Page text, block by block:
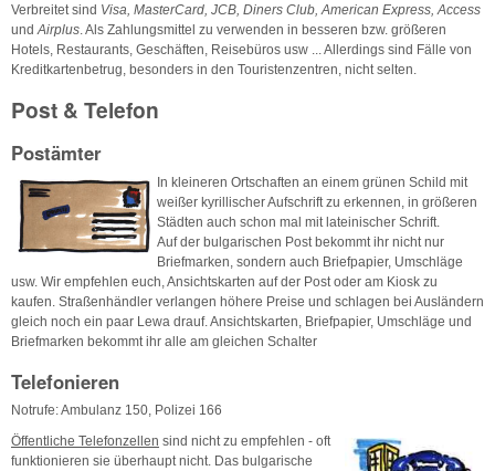
Verbreitet sind Visa, MasterCard, JCB, Diners Club, American Express, Access
und Airplus . Als Zahlungsmittel zu verwenden in besseren bzw. größeren
Hotels, Restaurants, Geschäften, Reisebüros usw ... Allerdings sind Fälle von
Kreditkartenbetrug, besonders in den Touristenzentren, nicht selten.
Post & Telefon
Postämter
In kleineren Ortschaften an einem grünen Schild mit
weißer kyrillischer Aufschrift zu erkennen, in größeren
Städten auch schon mal mit lateinischer Schrift.
Auf der bulgarischen Post bekommt ihr nicht nur
Briefmarken, sondern auch Briefpapier, Umschläge
usw. Wir empfehlen euch, Ansichtskarten auf der Post oder am Kiosk zu
kaufen. Straßenhändler verlangen höhere Preise und schlagen bei Ausländern
gleich noch ein paar Lewa drauf. Ansichtskarten, Briefpapier, Umschläge und
Briefmarken bekommt ihr alle am gleichen Schalter
Telefonieren
Notrufe: Ambulanz 150, Polizei 166
Öffentliche Telefonzellen sind nicht zu empfehlen - oft
funktionieren sie überhaupt nicht. Das bulgarische